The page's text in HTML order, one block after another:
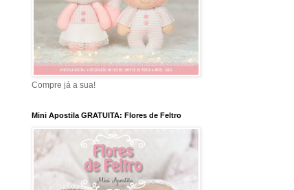
Compre já a sua!
Mini Apostila GRATUITA: Flores de Feltro